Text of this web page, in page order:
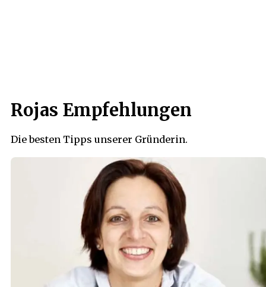
Rojas Empfehlungen
Die besten Tipps unserer Gründerin.